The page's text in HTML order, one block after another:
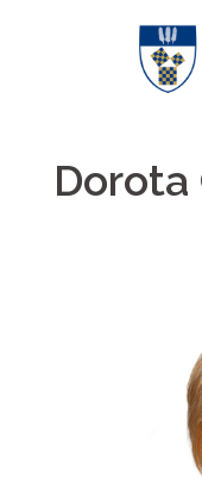
Dorota